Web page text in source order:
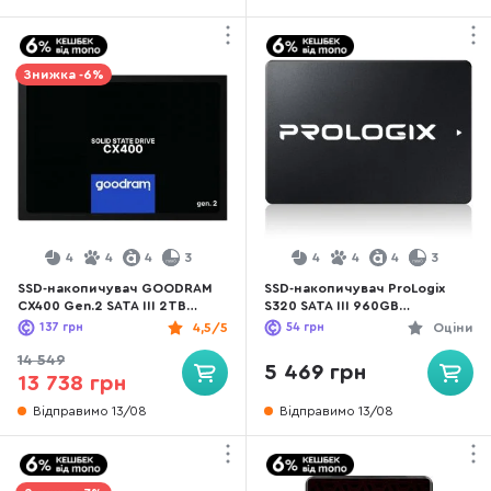
Знижка -6%
4 4 4 3
SSD-накопичувач GOODRAM
CX400 Gen.2 SATA III 2TB
(SSDPR-CX400-02T-G2)
4,5/5
137 грн
14 549
13 738 грн
Відправимо 13/08
4 4 4 3
SSD-накопичувач ProLogix
S320 SATA III 960GB
(PRO960GS320)
Оціни
54 грн
5 469 грн
Відправимо 13/08